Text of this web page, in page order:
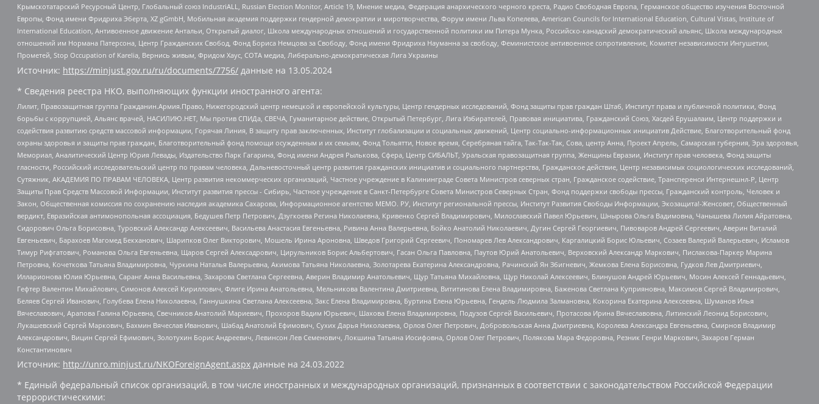
Крымскотатарский Ресурсный Центр, Глобальный союз IndustriALL, Russian Election Monitor, Article 19, Мнение медиа, Федерация анархического черного креста, Радио Свободная Европа, Германское общество изучения Восточной
Европы, Фонд имени Фридриха Эберта, XZ gGmbH, Мобильная академия поддержки гендерной демократии и миротворчества, Форум имени Льва Копелева, American Councils for International Education, Cultural Vistas, Institute of
International Education, Антивоенное движение Антальи, Открытый диалог, Школа международных отношений и государственной политики им Питера Мунка, Российско-канадский демократический альянс, Школа международных
отношений им Нормана Патерсона, Центр Гражданских Свобод, Фонд Бориса Немцова за Свободу, Фонд имени Фридриха Науманна за свободу, Феминистское антивоенное сопротивление, Комитет независимости Ингушетии,
Прометей, Stop Occupation of Karelia, Вернись живым, Фридом Хаус, СОТА медиа, Либерально-демократическая Лига Украины
Источник: https://minjust.gov.ru/ru/documents/7756/ данные на 13.05.2024
* Сведения реестра НКО, выполняющих функции иностранного агента:
Лилит, Правозащитная группа Гражданин.Армия.Право, Нижегородский центр немецкой и европейской культуры, Центр гендерных исследований, Фонд защиты прав граждан Штаб, Институт права и публичной политики, Фонд
борьбы с коррупцией, Альянс врачей, НАСИЛИЮ.НЕТ, Мы против СПИДа, СВЕЧА, Гуманитарное действие, Открытый Петербург, Лига Избирателей, Правовая инициатива, Гражданский Союз, Хасдей Ерушалаим, Центр поддержки и
содействия развитию средств массовой информации, Горячая Линия, В защиту прав заключенных, Институт глобализации и социальных движений, Центр социально-информационных инициатив Действие, Благотворительный фонд
охраны здоровья и защиты прав граждан, Благотворительный фонд помощи осужденным и их семьям, Фонд Тольятти, Новое время, Серебряная тайга, Так-Так-Так, Сова, центр Анна, Проект Апрель, Самарская губерния, Эра здоровья,
Мемориал, Аналитический Центр Юрия Левады, Издательство Парк Гагарина, Фонд имени Андрея Рылькова, Сфера, Центр СИБАЛЬТ, Уральская правозащитная группа, Женщины Евразии, Институт прав человека, Фонд защиты
гласности, Российский исследовательский центр по правам человека, Дальневосточный центр развития гражданских инициатив и социального партнерства, Гражданское действие, Центр независимых социологических исследований,
Сутяжник, АКАДЕМИЯ ПО ПРАВАМ ЧЕЛОВЕКА, Центр развития некоммерческих организаций, Частное учреждение в Калининграде Совета Министров северных стран, Гражданское содействие, Трансперенси Интернешнл-Р, Центр
Защиты Прав Средств Массовой Информации, Институт развития прессы - Сибирь, Частное учреждение в Санкт-Петербурге Совета Министров Северных Стран, Фонд поддержки свободы прессы, Гражданский контроль, Человек и
Закон, Общественная комиссия по сохранению наследия академика Сахарова, Информационное агентство МЕМО. РУ, Институт региональной прессы, Институт Развития Свободы Информации, Экозащита!-Женсовет, Общественный
вердикт, Евразийская антимонопольная ассоциация, Бедушев Петр Петрович, Дзугкоева Регина Николаевна, Кривенко Сергей Владимирович, Милославский Павел Юрьевич, Шнырова Ольга Вадимовна, Чанышева Лилия Айратовна,
Сидорович Ольга Борисовна, Туровский Александр Алексеевич, Васильева Анастасия Евгеньевна, Ривина Анна Валерьевна, Бойко Анатолий Николаевич, Дугин Сергей Георгиевич, Пивоваров Андрей Сергеевич, Аверин Виталий
Евгеньевич, Барахоев Магомед Бекханович, Шарипков Олег Викторович, Мошель Ирина Ароновна, Шведов Григорий Сергеевич, Пономарев Лев Александрович, Каргалицкий Борис Юльевич, Созаев Валерий Валерьевич, Исламов
Тимур Рифгатович, Романова Ольга Евгеньевна, Щаров Сергей Алексадрович, Цирульников Борис Альбертович, Гасан Ольга Павловна, Паутов Юрий Анатольевич, Верховский Александр Маркович, Пислакова-Паркер Марина
Петровна, Кочеткова Татьяна Владимировна, Чуркина Наталья Валерьевна, Акимова Татьяна Николаевна, Золотарева Екатерина Александровна, Рачинский Ян Збигневич, Жемкова Елена Борисовна, Гудков Лев Дмитриевич,
Илларионова Юлия Юрьевна, Саранг Анна Васильевна, Захарова Светлана Сергеевна, Аверин Владимир Анатольевич, Щур Татьяна Михайловна, Щур Николай Алексеевич, Блинушов Андрей Юрьевич, Мосин Алексей Геннадьевич,
Гефтер Валентин Михайлович, Симонов Алексей Кириллович, Флиге Ирина Анатольевна, Мельникова Валентина Дмитриевна, Вититинова Елена Владимировна, Баженова Светлана Куприяновна, Максимов Сергей Владимирович,
Беляев Сергей Иванович, Голубева Елена Николаевна, Ганнушкина Светлана Алексеевна, Закс Елена Владимировна, Буртина Елена Юрьевна, Гендель Людмила Залмановна, Кокорина Екатерина Алексеевна, Шуманов Илья
Вячеславович, Арапова Галина Юрьевна, Свечников Анатолий Мариевич, Прохоров Вадим Юрьевич, Шахова Елена Владимировна, Подузов Сергей Васильевич, Протасова Ирина Вячеславовна, Литинский Леонид Борисович,
Лукашевский Сергей Маркович, Бахмин Вячеслав Иванович, Шабад Анатолий Ефимович, Сухих Дарья Николаевна, Орлов Олег Петрович, Добровольская Анна Дмитриевна, Королева Александра Евгеньевна, Смирнов Владимир
Александрович, Вицин Сергей Ефимович, Золотухин Борис Андреевич, Левинсон Лев Семенович, Локшина Татьяна Иосифовна, Орлов Олег Петрович, Полякова Мара Федоровна, Резник Генри Маркович, Захаров Герман
Константинович
Источник: http://unro.minjust.ru/NKOForeignAgent.aspx данные на 24.03.2022
* Единый федеральный список организаций, в том числе иностранных и международных организаций, признанных в соответствии с законодательством Российской Федерации
террористическими: